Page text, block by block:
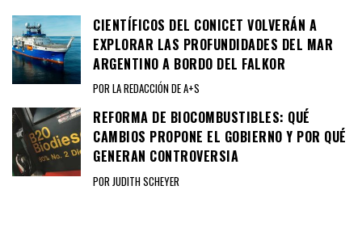
CIENTÍFICOS DEL CONICET VOLVERÁN A
EXPLORAR LAS PROFUNDIDADES DEL MAR
ARGENTINO A BORDO DEL FALKOR
POR LA REDACCIÓN DE A+S
REFORMA DE BIOCOMBUSTIBLES: QUÉ
CAMBIOS PROPONE EL GOBIERNO Y POR QUÉ
GENERAN CONTROVERSIA
POR JUDITH SCHEYER